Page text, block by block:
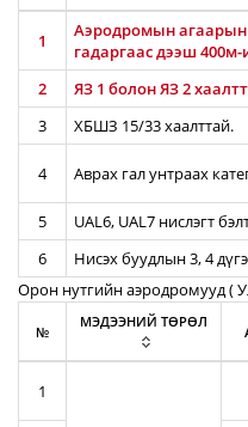
1
Аэродромын агаарын
гадаргаас дээш
2
ЯЗ 1 болон ЯЗ 2
3
ХБШЗ 15/33 хаалттай.
4 Аврах гал унтраах
5
UAL6, UAL7 нислэгт
6
Нисэх буудлын 3, 4
Орон нутгийн аэродромууд (
№
МЭДЭЭНИЙ ТӨРӨЛ
1